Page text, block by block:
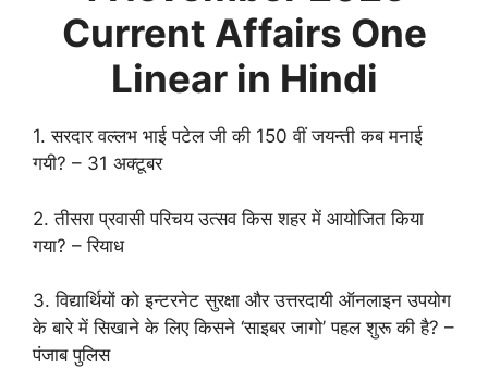
Current Affairs One
Linear in Hindi
1. सरदार वल्लभ भाई पटेल जी की 150 वीं जयन्ती कब मनाई
गयी? – 31 अक्टूबर
2. तीसरा प्रवासी परिचय उत्सव किस शहर में आयोजित किया
गया? – रियाध
3. विद्यार्थियों को इन्टरनेट सुरक्षा और उत्तरदायी ऑनलाइन उपयोग
के बारे में सिखाने के लिए किसने ‘साइबर जागो’ पहल शुरू की है? –
पंजाब पुलिस